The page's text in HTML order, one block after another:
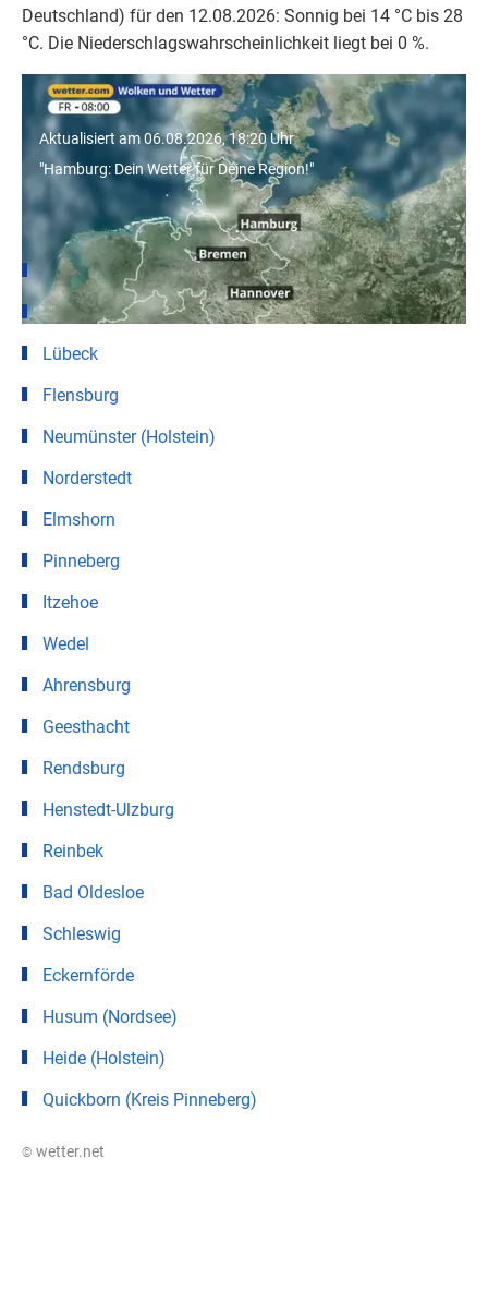
Deutschland) für den 12.08.2026: Sonnig bei 14 °C bis 28
°C. Die Niederschlagswahrscheinlichkeit liegt bei 0 %.
"Hamburg: Dein Wetter für Deine Region!"
Aktualisiert am 06.08.2026, 18:20 Uhr
"Hamburg: Dein Wetter für Deine Region!"
Wetter für Städte in Schleswig-Holstein
Hamburg
Kiel
Lübeck
Flensburg
Neumünster (Holstein)
Norderstedt
Elmshorn
Pinneberg
Itzehoe
Wedel
Ahrensburg
Geesthacht
Rendsburg
Henstedt-Ulzburg
Reinbek
Bad Oldesloe
Schleswig
Eckernförde
Husum (Nordsee)
Heide (Holstein)
Quickborn (Kreis Pinneberg)
© wetter.net